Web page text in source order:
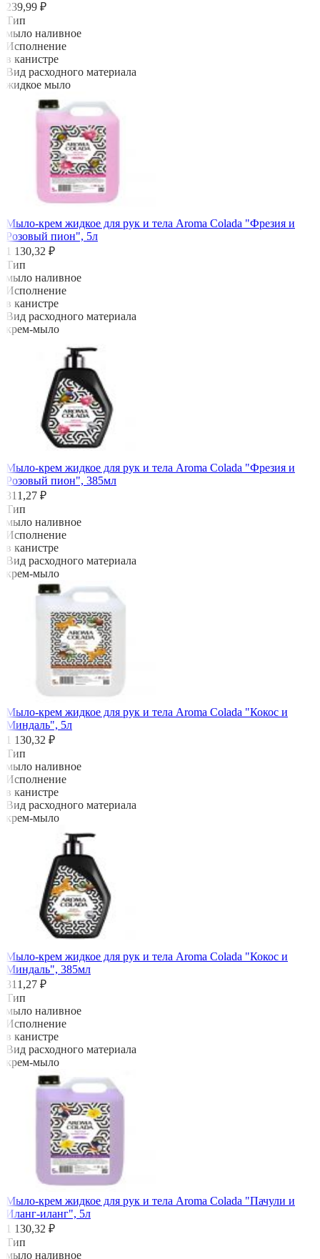
239,99 ₽
Тип
мыло наливное
Исполнение
в канистре
Вид расходного материала
жидкое мыло
Мыло-крем жидкое для рук и тела Aroma Colada "Фрезия и
Розовый пион", 5л
1 130,32 ₽
Тип
мыло наливное
Исполнение
в канистре
Вид расходного материала
крем-мыло
Мыло-крем жидкое для рук и тела Aroma Colada "Фрезия и
Розовый пион", 385мл
311,27 ₽
Тип
мыло наливное
Исполнение
в канистре
Вид расходного материала
крем-мыло
Мыло-крем жидкое для рук и тела Aroma Colada "Кокос и
Миндаль", 5л
1 130,32 ₽
Тип
мыло наливное
Исполнение
в канистре
Вид расходного материала
крем-мыло
Мыло-крем жидкое для рук и тела Aroma Colada "Кокос и
Миндаль", 385мл
311,27 ₽
Тип
мыло наливное
Исполнение
в канистре
Вид расходного материала
крем-мыло
Мыло-крем жидкое для рук и тела Aroma Colada "Пачули и
Иланг-иланг", 5л
1 130,32 ₽
Тип
мыло наливное